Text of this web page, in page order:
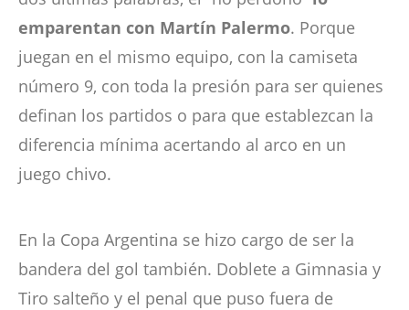
emparentan con Martín Palermo. Porque
juegan en el mismo equipo, con la camiseta
número 9, con toda la presión para ser quienes
definan los partidos o para que establezcan la
diferencia mínima acertando al arco en un
juego chivo.
En la Copa Argentina se hizo cargo de ser la
bandera del gol también. Doblete a Gimnasia y
Tiro salteño y el penal que puso fuera de